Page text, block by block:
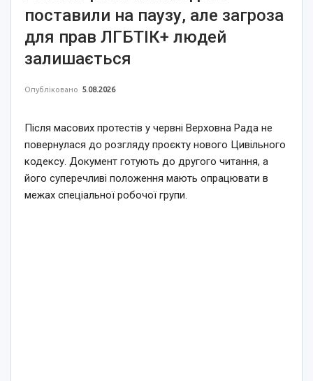
поставили на паузу, але загроза
для прав ЛГБТІК+ людей
залишається
Опубліковано 5.08.2026
Після масових протестів у червні Верховна Рада не
повернулася до розгляду проєкту нового Цивільного
кодексу. Документ готують до другого читання, а
його суперечливі положення мають опрацювати в
межах спеціальної робочої групи.